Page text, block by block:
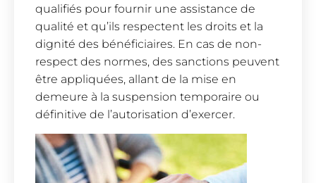
qualifiés pour fournir une assistance de
qualité et qu’ils respectent les droits et la
dignité des bénéficiaires. En cas de non-
respect des normes, des sanctions peuvent
être appliquées, allant de la mise en
demeure à la suspension temporaire ou
définitive de l’autorisation d’exercer.